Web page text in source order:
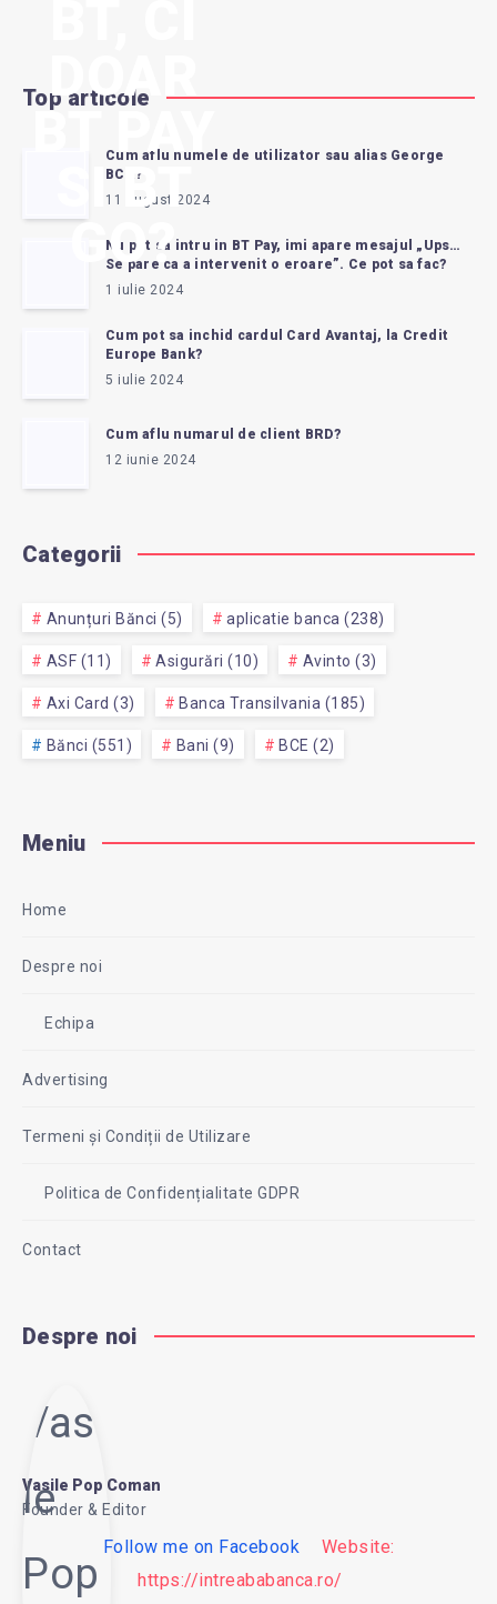
DOAR
BT PAY
SI BT
GO?
Top articole
Cum aflu numele de utilizator sau alias George
BCR?
11 august 2024
Nu pot sa intru in BT Pay, imi apare mesajul „Ups…
Se pare ca a intervenit o eroare”. Ce pot sa fac?
1 iulie 2024
Cum pot sa inchid cardul Card Avantaj, la Credit
Europe Bank?
5 iulie 2024
Cum aflu numarul de client BRD?
12 iunie 2024
Categorii
Anunțuri Bănci (5) aplicatie banca (238)
ASF (11) Asigurări (10) Avinto (3)
Axi Card (3) Banca Transilvania (185)
Bănci (551) Bani (9) BCE (2)
Meniu
Home
Despre noi
Echipa
Advertising
Termeni și Condiții de Utilizare
Politica de Confidențialitate GDPR
Contact
Despre noi
Vasi
le
Pop
Vasile Pop Coman
Founder & Editor
Follow me on Facebook
Website:
https://intreababanca.ro/